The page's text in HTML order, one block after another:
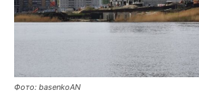
Фото: basenkoAN